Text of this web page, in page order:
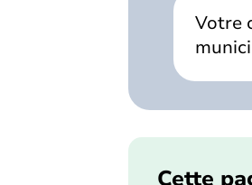
Votre
Cette